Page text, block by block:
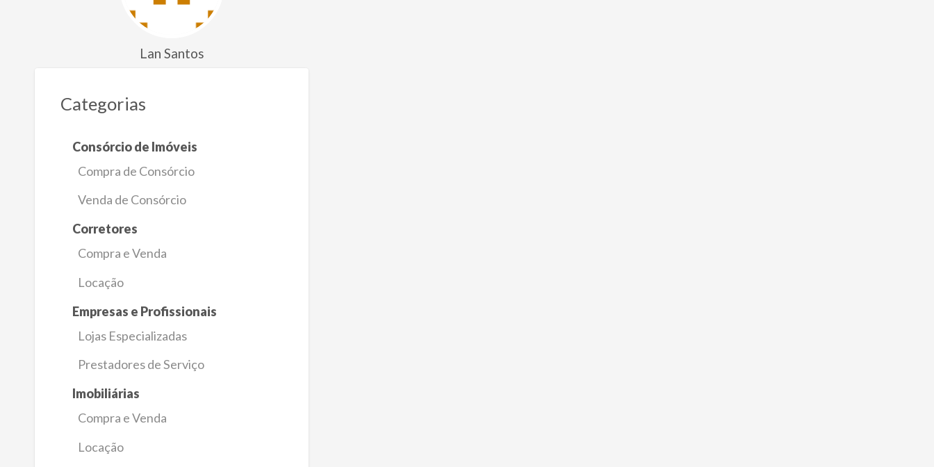
Lan Santos
Categorias
Consórcio de Imóveis
Compra de Consórcio
Venda de Consórcio
Corretores
Compra e Venda
Locação
Empresas e Profissionais
Lojas Especializadas
Prestadores de Serviço
Imobiliárias
Compra e Venda
Locação